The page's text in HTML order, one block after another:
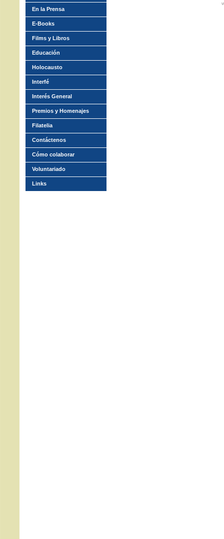
En la Prensa
E-Books
Films y Libros
Educación
Holocausto
Interfé
Interés General
Premios y Homenajes
Filatelia
Contáctenos
Cómo colaborar
Voluntariado
Links